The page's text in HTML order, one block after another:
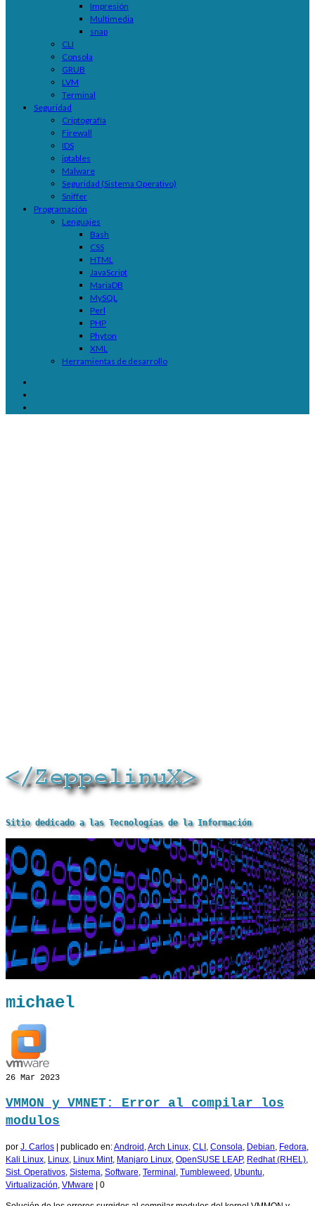
Impresión
Multimedia
snap
CLI
Consola
GRUB
LVM
Terminal
Seguridad
Criptografía
Firewall
IDS
iptables
Malware
Seguridad (Sistema Operativo)
Sniffer
Programación
Lenguajes
Bash
CSS
HTML
JavaScript
MariaDB
MySQL
Perl
PHP
Phyton
XML
Herramientas de desarrollo
Sitio dedicado a las Tecnologías de la Información
michael
26 Mar 2023
VMMON y VMNET: Error al compilar los
modulos
por J. Carlos publicado en:Android ,Arch Linux, CLI , Consola, Debian, Fedora,
Kali Linux, Linux, Linux Mint, Manjaro Linux, OpenSUSE LEAP, Redhat (RHEL),
Sist. Operativos, Sistema, Software, Terminal , Tumbleweed , Ubuntu,
Virtualización, VMware 0